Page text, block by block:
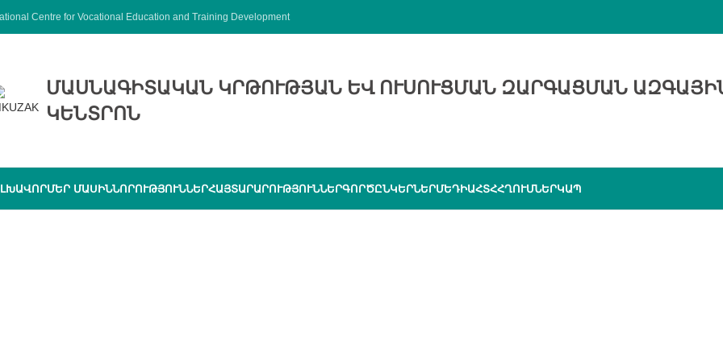
Centre for Vocational Education and Training Development
ՄԱՍՆԱԳԻՏԱԿԱՆ ԿՐԹՈՒԹՅԱՆ ԵՎ ՈՒՍՈՒՑՄԱՆ ԶԱՐԳԱՑՄԱՆ
ԿԵՆՏՐՈՆ
ՄԵՐ ՄԱՍԻՆՆՈՐՈՒԹՅՈՒՆՆԵՐՀԱՅՏԱՐԱՐՈՒԹՅՈՒՆՆԵՐԳՈՐԾԸՆԿԵՐՆԵՐՄԵԴԻԱՀՏՀՀՂՈՒՄՆԵՐԿԱՊ